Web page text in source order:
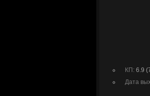
КП: 6.9
Дата